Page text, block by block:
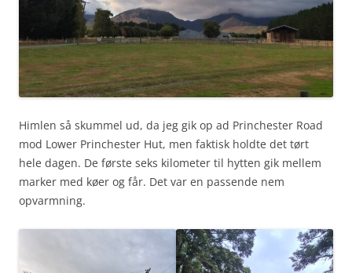
Himlen så skummel ud, da jeg gik op ad Princhester Road
mod Lower Princhester Hut, men faktisk holdte det tørt
hele dagen. De første seks kilometer til hytten gik mellem
marker med køer og får. Det var en passende nem
opvarmning.